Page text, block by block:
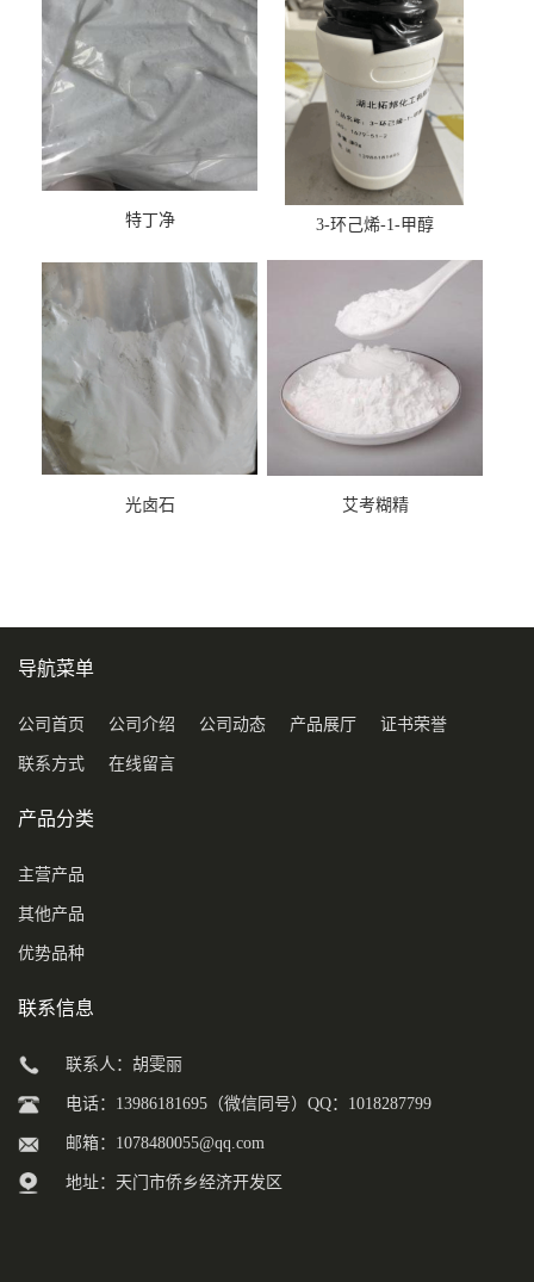
特丁净 3-环己烯-1-甲醇
光卤石 艾考糊精
导航菜单
公司首页 公司介绍 公司动态 产品展厅 证书荣誉
联系方式 在线留言
产品分类
主营产品
其他产品
优势品种
联系信息
联系人：胡雯丽
电话：13986181695（微信同号）QQ：1018287799
邮箱： 1078480055@qq.com
地址：天门市侨乡经济开发区